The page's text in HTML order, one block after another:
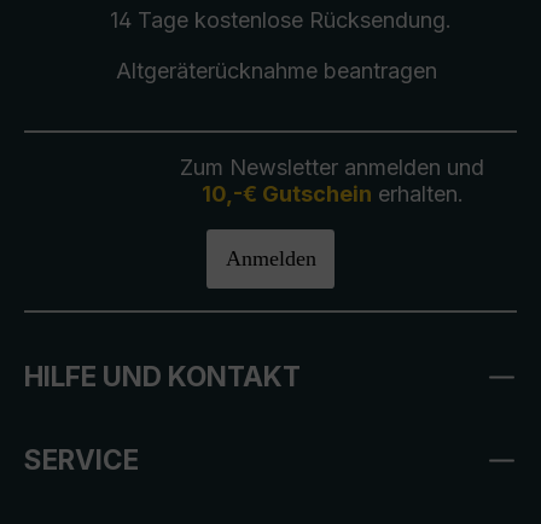
14 Tage kostenlose Rücksendung.
Altgeräterücknahmebeantragen
Zum Newsletter anmelden und
10,-€ Gutschein erhalten.
Anmelden
HILFE UND KONTAKT
SERVICE